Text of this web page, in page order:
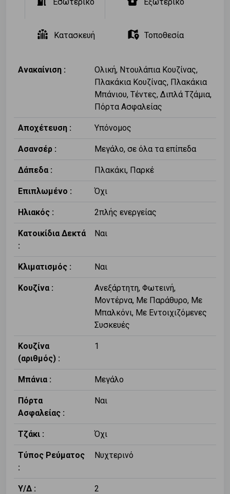
Κατασκευή Τοποθεσία
Ανακαίνιση :
Ολική, Ντουλάπια Κουζίνας,
Πλακάκια Κουζίνας, Πλακάκια
Μπάνιου, Τέντες, Διπλά Τζάμια,
Πόρτα Ασφαλείας
Αποχέτευση : Υπόνομος
Ασανσέρ : Μεγάλο, σε όλα τα επίπεδα
Δάπεδα : Πλακάκι, Παρκέ
Επιπλωμένο : Όχι
Ηλιακός : 2πλής ενεργείας
Κατοικίδια Δεκτά
:
Ναι
Κλιματισμός : Ναι
Κουζίνα :
Ανεξάρτητη, Φωτεινή,
Μοντέρνα, Με Παράθυρο, Με
Μπαλκόνι, Με Εντοιχιζόμενες
Συσκευές
Κουζίνα
(αριθμός) :
1
Μπάνια : Μεγάλο
Πόρτα
Ασφαλείας :
Ναι
Τζάκι : Όχι
Τύπος Ρεύματος
:
Νυχτερινό
Υ/Δ : 2